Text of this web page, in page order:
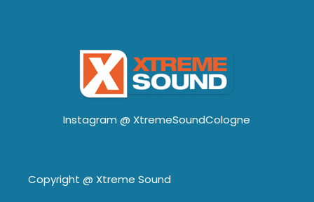
Instagram @ XtremeSoundCologne
Copyright @ Xtreme Sound